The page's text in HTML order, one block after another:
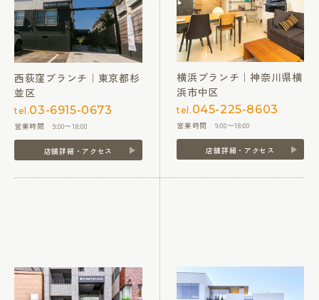
西荻窪ブランチ｜東京都杉
並区
tel.03-6915-0673
営業時間 9:00〜18:00
店舗詳細・アクセス
横浜ブランチ｜神奈川県横
浜市中区
tel. 045-225-8603
営業時間 9:00〜18:00
店舗詳細・アクセス